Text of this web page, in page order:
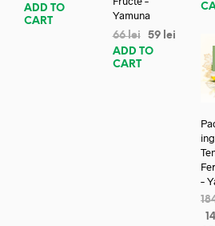
ADD TO
CART
Yamuna
66lei 59 lei
ADD TO
CART
–